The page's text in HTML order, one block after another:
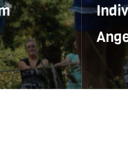
sprechen.
Let's
Ihnen